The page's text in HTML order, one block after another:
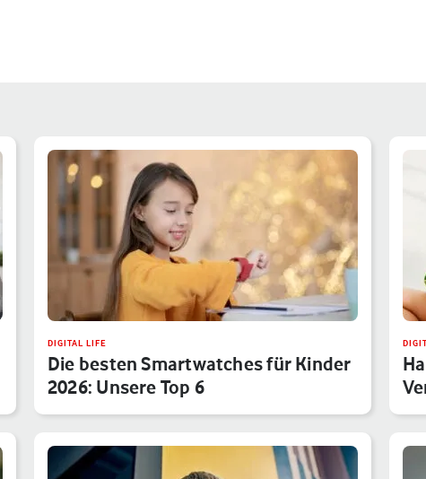
DIGITAL LIFE
Die besten Smartwatches für Kinder
2026: Unsere Top 6